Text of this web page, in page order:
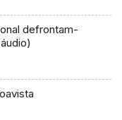
defrontam-